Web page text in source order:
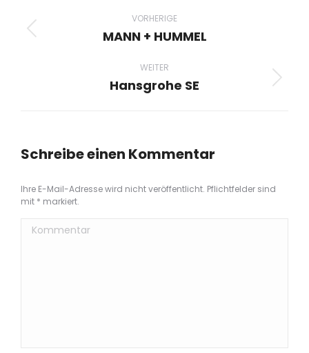
navigation
VORHERIGE
Previous
MANN + HUMMEL
WEITER
Next
Hansgrohe SE
Schreibe einen Kommentar
Ihre E-Mail-Adresse wird nicht veröffentlicht. Pflichtfelder sind
mit * markiert.
Kommentar